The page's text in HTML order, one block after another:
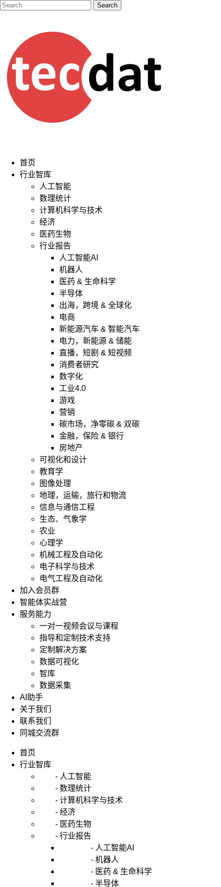
首页
行业智库
人工智能
数理统计
计算机科学与技术
经济
医药生物
行业报告
人工智能AI
机器人
医药 & 生命科学
半导体
出海，跨境 & 全球化
电商
新能源汽车 & 智能汽车
电力，新能源 & 储能
直播，短剧 & 短视频
消费者研究
数字化
工业4.0
游戏
营销
碳市场，净零碳 & 双碳
金融，保险 & 银行
房地产
可视化和设计
教育学
图像处理
地理，运输，旅行和物流
信息与通信工程
生态、气象学
农业
心理学
机械工程及自动化
电子科学与技术
电气工程及自动化
加入会员群
智能体实战营
服务能力
一对一视频会议与课程
指导和定制技术支持
定制解决方案
数据可视化
智库
数据采集
AI助手
关于我们
联系我们
同城交流群
首页
行业智库
- 人工智能
- 数理统计
- 计算机科学与技术
- 经济
- 医药生物
- 行业报告
- 人工智能AI
- 机器人
- 医药 & 生命科学
- 半导体